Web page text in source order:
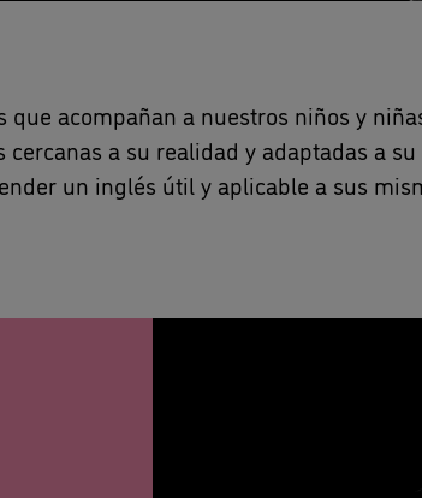
que acompañan a nuestros niños y
a su realidad y adaptadas a
un inglés útil y aplicable a sus